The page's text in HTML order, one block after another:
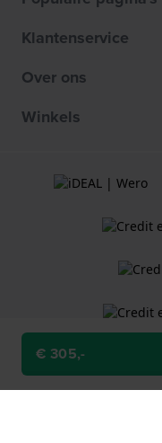
€ 305,-
Klantenservice
Over ons
Winkels